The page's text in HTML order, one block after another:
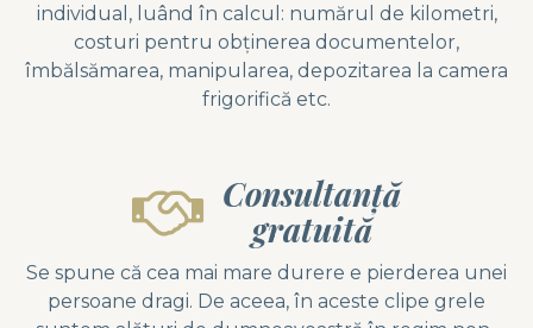
individual, luând în calcul: numărul de kilometri,
costuri pentru obținerea documentelor,
îmbălsămarea, manipularea, depozitarea la camera
frigorifică etc.
Consultanță
gratuită
Se spune că cea mai mare durere e pierderea unei
persoane dragi. De aceea, în aceste clipe grele